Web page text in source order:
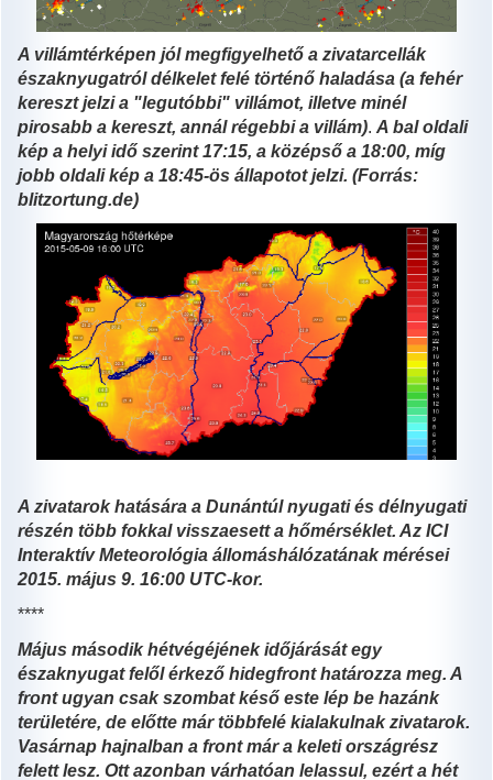
A villámtérképen jól megfigyelhető a zivatarcellák
északnyugatról délkelet felé történő haladása (a fehér
kereszt jelzi a "legutóbbi" villámot, illetve minél
pirosabb a kereszt, annál régebbi a villám). A bal oldali
kép a helyi idő szerint 17:15, a középső a 18:00, míg
jobb oldali kép a 18:45-ös állapotot jelzi. (Forrás:
blitzortung.de)
A zivatarok hatására a Dunántúl nyugati és délnyugati
részén több fokkal visszaesett a hőmérséklet. Az ICI
Interaktív Meteorológia állomáshálózatának mérései
2015. május 9. 16:00 UTC-kor.
****
Május második hétvégéjének időjárását egy
északnyugat felől érkező hidegfront határozza meg. A
front ugyan csak szombat késő este lép be hazánk
területére, de előtte már többfelé kialakulnak zivatarok.
Vasárnap hajnalban a front már a keleti országrész
felett lesz. Ott azonban várhatóan lelassul, ezért a hét